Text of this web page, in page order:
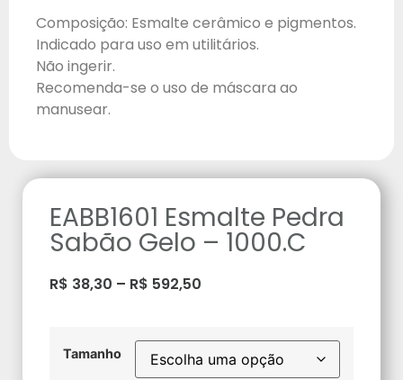
Composição: Esmalte cerâmico e pigmentos.
Indicado para uso em utilitários.
Não ingerir.
Recomenda-se o uso de máscara ao
manusear.
EABB1601 Esmalte Pedra
Sabão Gelo – 1000.C
R$ 38,30 – R$ 592,50
Tamanho